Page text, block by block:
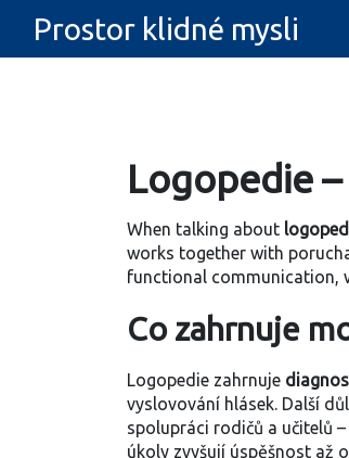
Prostor klidné mysli
Logopedie
When talking about
works together with
functional communication,
Co zahrnuje
Logopedie zahrnuje
vyslovování hlásek. Další
spolupráci rodičů a učitelů –
úkoly zvyšují úspěšnost až o